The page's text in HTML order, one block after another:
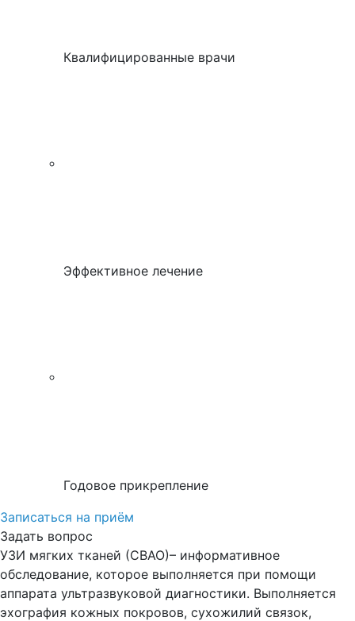
Квалифицированные врачи
Эффективное лечение
Годовое прикрепление
Записаться на приём
Задать вопрос
УЗИ мягких тканей (СВАО)– информативное
обследование, которое выполняется при помощи
аппарата ультразвуковой диагностики. Выполняется
эхография кожных покровов, сухожилий связок,